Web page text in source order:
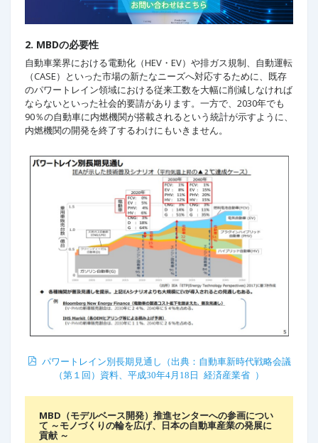
2. MBDの必要性
自動車業界における電動化（HEV・EV）や排ガス規制、自動運転
（CASE）といった市場の新たなニーズへ対応するために、既存
のパワートレイン領域における従来工数を大幅に削減しなければ
ならないといった社会的要請があります。一方で、2030年でも
90％の自動車に内燃機関が搭載されるという統計が示すように、
内燃機関の開発を終了するわけにもいきません。
パワートレイン別長期見通し（出典：自動車新時代戦略会議
（第１回）資料、平成30年4月18日 経済産業省 ）
MBD（モデルベース開発）推進センターへの参画につい
て ～モノづくりの輪を広げ、日本の自動車産業の発展に
貢献 ～